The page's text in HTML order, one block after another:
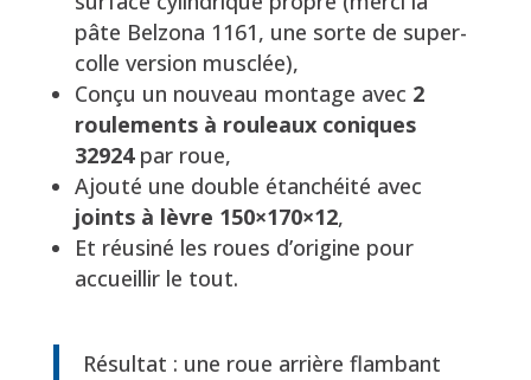
pâte Belzona 1161, une sorte de super-
colle version musclée),
Conçu un nouveau montage avec 2
roulements à rouleaux coniques
32924par roue,
Ajouté une double étanchéité avec
joints à lèvre 150×170×12,
Et réusiné les roues d’origine pour
accueillir le tout.
Résultat : une roue arrière flambant